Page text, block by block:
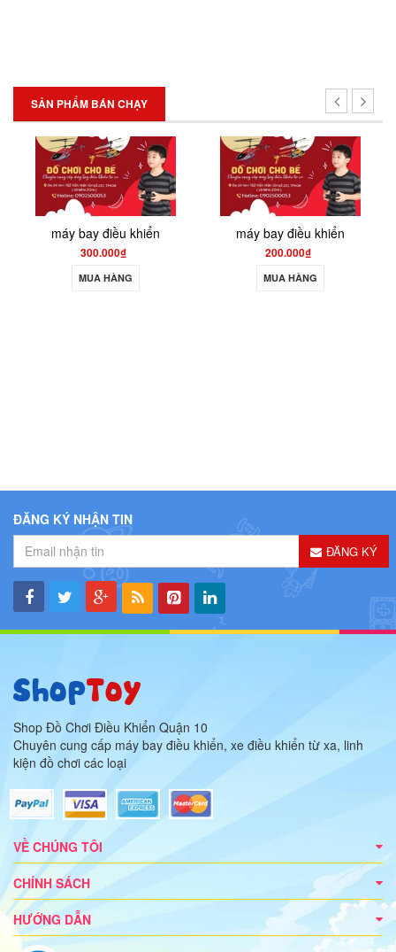
SẢN PHẨM BÁN CHẠY
máy bay điều khiển
300.000₫
MUA HÀNG
máy bay điều khiển
200.000₫
MUA HÀNG
ĐĂNG KÝ NHẬN TIN
ĐĂNG KÝ
Shop Đồ Chơi Điều Khiển Quận 10
Chuyên cung cấp máy bay điều khiển, xe điều khiển từ xa, linh
kiện đồ chơi các loại
VỀ CHÚNG TÔI
CHÍNH SÁCH
HƯỚNG DẪN